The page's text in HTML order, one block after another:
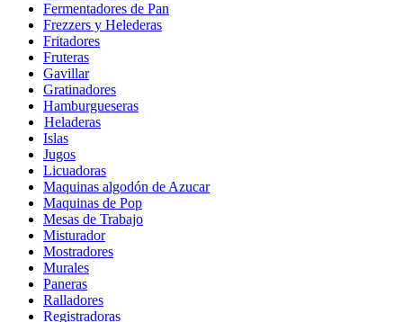
Fermentadores de Pan
Frezzers y Helederas
Fritadores
Fruteras
Gavillar
Gratinadores
Hamburgueseras
Heladeras
Islas
Jugos
Licuadoras
Maquinas algodón de Azucar
Maquinas de Pop
Mesas de Trabajo
Misturador
Mostradores
Murales
Paneras
Ralladores
Registradoras